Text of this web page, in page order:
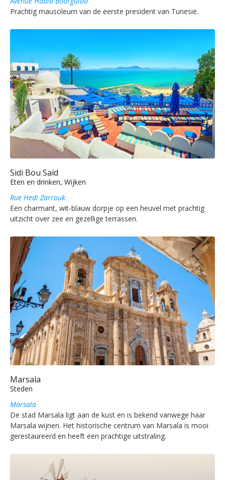
Prachtig mausoleum van de eerste president van Tunesië.
Sidi Bou Said
Eten en drinken, Wijken
Rue Hedi Zarrouk
Een charmant, wit-blauw dorpje op een heuvel met prachtig
uitzicht over zee en gezellige terrassen.
Marsala
Steden
Marsala
De stad Marsala ligt aan de kust en is bekend vanwege haar
Marsala wijnen. Het historische centrum van Marsala is mooi
gerestaureerd en heeft een prachtige uitstraling.